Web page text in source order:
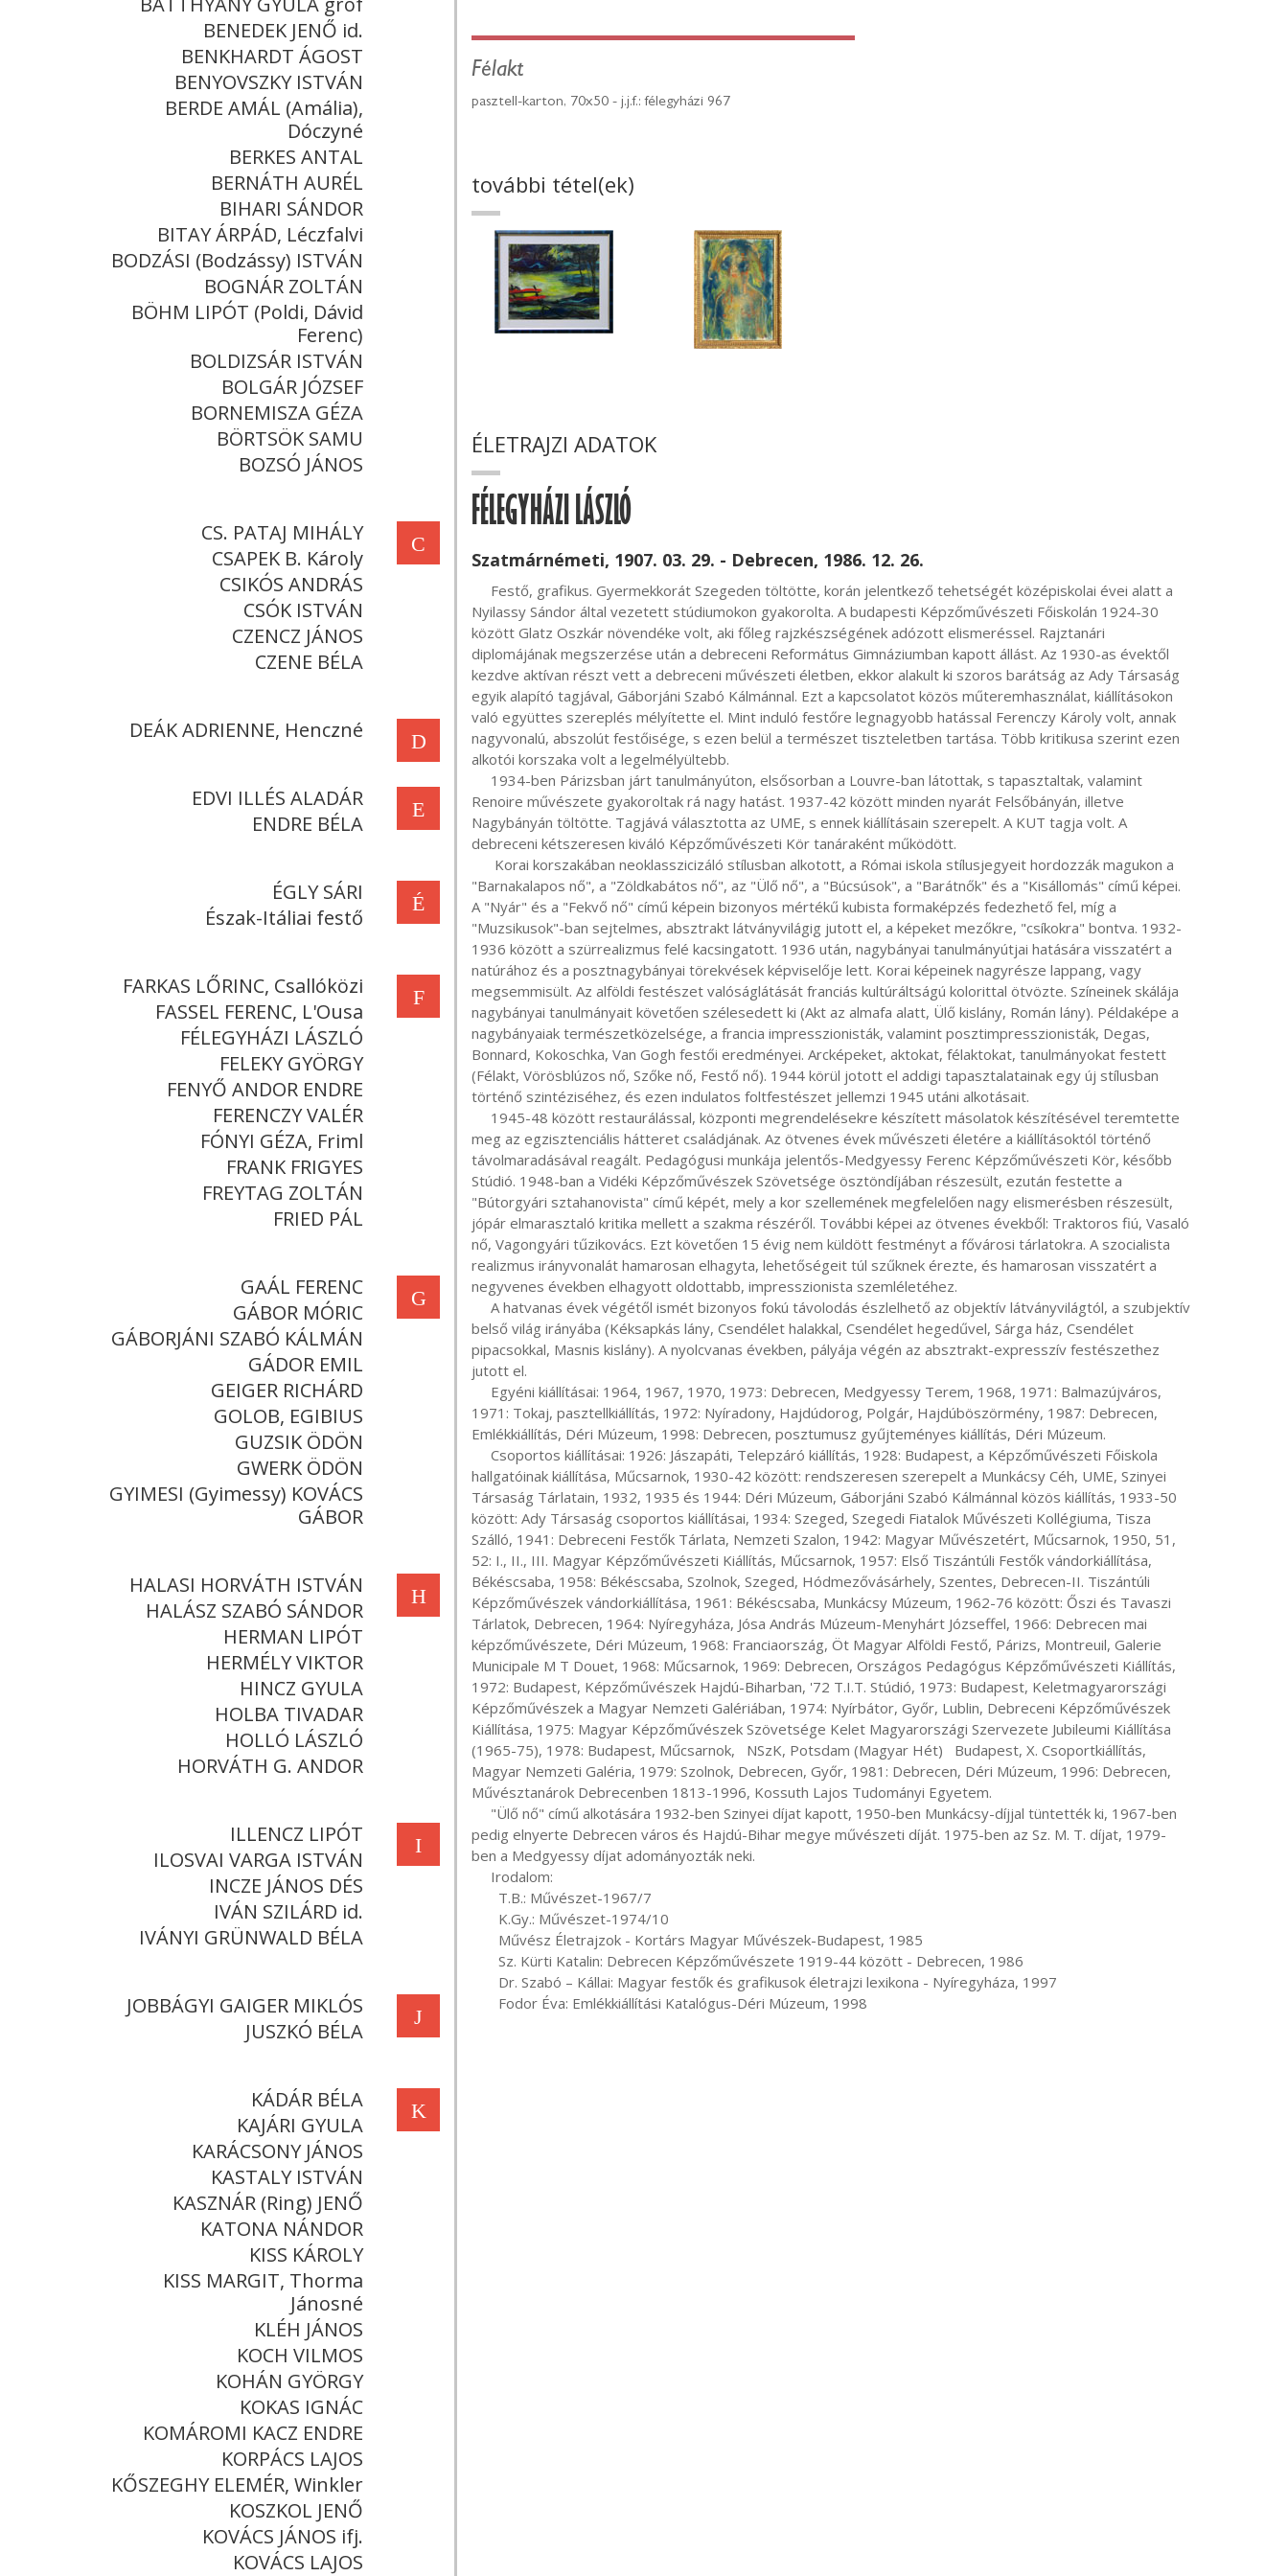
BENEDEK JENŐ id.
BENKHARDT ÁGOST
BENYOVSZKY ISTVÁN
BERDE AMÁL (Amália),
Dóczyné
BERKES ANTAL
BERNÁTH AURÉL
BIHARI SÁNDOR
BITAY ÁRPÁD, Léczfalvi
BODZÁSI (Bodzássy) ISTVÁN
BOGNÁR ZOLTÁN
BÖHM LIPÓT (Poldi, Dávid
Ferenc)
BOLDIZSÁR ISTVÁN
BOLGÁR JÓZSEF
BORNEMISZA GÉZA
BÖRTSÖK SAMU
BOZSÓ JÁNOS
C
CS. PATAJ MIHÁLY
CSAPEK B. Károly
CSIKÓS ANDRÁS
CSÓK ISTVÁN
CZENCZ JÁNOS
CZENE BÉLA
D
DEÁK ADRIENNE, Henczné
E
EDVI ILLÉS ALADÁR
ENDRE BÉLA
É
ÉGLY SÁRI
Észak-Itáliai festő
F
FARKAS LŐRINC, Csallóközi
FASSEL FERENC, L'Ousa
FÉLEGYHÁZI LÁSZLÓ
FELEKY GYÖRGY
FENYŐ ANDOR ENDRE
FERENCZY VALÉR
FÓNYI GÉZA, Friml
FRANK FRIGYES
FREYTAG ZOLTÁN
FRIED PÁL
G
GAÁL FERENC
GÁBOR MÓRIC
GÁBORJÁNI SZABÓ KÁLMÁN
GÁDOR EMIL
GEIGER RICHÁRD
GOLOB, EGIBIUS
GUZSIK ÖDÖN
GWERK ÖDÖN
GYIMESI (Gyimessy) KOVÁCS
GÁBOR
H
HALASI HORVÁTH ISTVÁN
HALÁSZ SZABÓ SÁNDOR
HERMAN LIPÓT
HERMÉLY VIKTOR
HINCZ GYULA
HOLBA TIVADAR
HOLLÓ LÁSZLÓ
HORVÁTH G. ANDOR
I
ILLENCZ LIPÓT
ILOSVAI VARGA ISTVÁN
INCZE JÁNOS DÉS
IVÁN SZILÁRD id.
IVÁNYI GRÜNWALD BÉLA
J
JOBBÁGYI GAIGER MIKLÓS
JUSZKÓ BÉLA
K
KÁDÁR BÉLA
KAJÁRI GYULA
KARÁCSONY JÁNOS
KASTALY ISTVÁN
KASZNÁR (Ring) JENŐ
KATONA NÁNDOR
KISS KÁROLY
KISS MARGIT, Thorma
Jánosné
KLÉH JÁNOS
KOCH VILMOS
KOHÁN GYÖRGY
KOKAS IGNÁC
KOMÁROMI KACZ ENDRE
KORPÁCS LAJOS
KŐSZEGHY ELEMÉR, Winkler
KOSZKOL JENŐ
KOVÁCS JÁNOS ifj.
KOVÁCS LAJOS
Félakt
pasztell-karton, 70x50 - j.j.f.: félegyházi 967
további tétel(ek)
ÉLETRAJZI ADATOK
FÉLEGYHÁZI LÁSZLÓ
Szatmárnémeti, 1907. 03. 29. - Debrecen, 1986. 12. 26.
Nyilassy Sándor által vezetett stúdiumokon gyakorolta. A budapesti Képzőművészeti Főiskolán 1924-30
között Glatz Oszkár növendéke volt, aki főleg rajzkészségének adózott elismeréssel. Rajztanári
diplomájának megszerzése után a debreceni Református Gimnáziumban kapott állást. Az 1930-as évektől
kezdve aktívan részt vett a debreceni művészeti életben, ekkor alakult ki szoros barátság az Ady Társaság
egyik alapító tagjával, Gáborjáni Szabó Kálmánnal. Ezt a kapcsolatot közös műteremhasználat, kiállításokon
való együttes szereplés mélyítette el. Mint induló festőre legnagyobb hatással Ferenczy Károly volt, annak
nagyvonalú, abszolút festőisége, s ezen belül a természet tiszteletben tartása. Több kritikusa szerint ezen
alkotói korszaka volt a legelmélyültebb.
Renoire művészete gyakoroltak rá nagy hatást. 1937-42 között minden nyarát Felsőbányán, illetve
Nagybányán töltötte. Tagjává választotta az UME, s ennek kiállításain szerepelt. A KUT tagja volt. A
debreceni kétszeresen kiváló Képzőművészeti Kör tanáraként működött.
"Barnakalapos nő", a "Zöldkabátos nő", az "Ülő nő", a "Búcsúsok", a "Barátnők" és a "Kisállomás" című képei.
A "Nyár" és a "Fekvő nő" című képein bizonyos mértékű kubista formaképzés fedezhető fel, míg a
"Muzsikusok"-ban sejtelmes, absztrakt látványvilágig jutott el, a képeket mezőkre, "csíkokra" bontva. 1932-
1936 között a szürrealizmus felé kacsingatott. 1936 után, nagybányai tanulmányútjai hatására visszatért a
natúrához és a posztnagybányai törekvések képviselője lett. Korai képeinek nagyrésze lappang, vagy
megsemmisült. Az alföldi festészet valóságlátását franciás kultúráltságú kolorittal ötvözte. Színeinek skálája
nagybányai tanulmányait követően szélesedett ki (Akt az almafa alatt, Ülő kislány, Román lány). Példaképe a
nagybányaiak természetközelsége, a francia impresszionisták, valamint posztimpresszionisták, Degas,
Bonnard, Kokoschka, Van Gogh festői eredményei. Arcképeket, aktokat, félaktokat, tanulmányokat festett
(Félakt, Vörösblúzos nő, Szőke nő, Festő nő). 1944 körül jotott el addigi tapasztalatainak egy új stílusban
történő szintéziséhez, és ezen indulatos foltfestészet jellemzi 1945 utáni alkotásait.
meg az egzisztenciális hátteret családjának. Az ötvenes évek művészeti életére a kiállításoktól történő
távolmaradásával reagált. Pedagógusi munkája jelentős-Medgyessy Ferenc Képzőművészeti Kör, később
Stúdió. 1948-ban a Vidéki Képzőművészek Szövetsége ösztöndíjában részesült, ezután festette a
"Bútorgyári sztahanovista" című képét, mely a kor szellemének megfelelően nagy elismerésben részesült,
jópár elmarasztaló kritika mellett a szakma részéről. További képei az ötvenes évekből: Traktoros fiú, Vasaló
nő, Vagongyári tűzikovács. Ezt követően 15 évig nem küldött festményt a fővárosi tárlatokra. A szocialista
realizmus irányvonalát hamarosan elhagyta, lehetőségeit túl szűknek érezte, és hamarosan visszatért a
negyvenes években elhagyott oldottabb, impresszionista szemléletéhez.
belső világ irányába (Kéksapkás lány, Csendélet halakkal, Csendélet hegedűvel, Sárga ház, Csendélet
pipacsokkal, Masnis kislány). A nyolcvanas években, pályája végén az absztrakt-expresszív festészethez
jutott el.
1971: Tokaj, pasztellkiállítás, 1972: Nyíradony, Hajdúdorog, Polgár, Hajdúböszörmény, 1987: Debrecen,
Emlékkiállítás, Déri Múzeum, 1998: Debrecen, posztumusz gyűjteményes kiállítás, Déri Múzeum.
hallgatóinak kiállítása, Műcsarnok, 1930-42 között: rendszeresen szerepelt a Munkácsy Céh, UME, Szinyei
Társaság Tárlatain, 1932, 1935 és 1944: Déri Múzeum, Gáborjáni Szabó Kálmánnal közös kiállítás, 1933-50
között: Ady Társaság csoportos kiállításai, 1934: Szeged, Szegedi Fiatalok Művészeti Kollégiuma, Tisza
Szálló, 1941: Debreceni Festők Tárlata, Nemzeti Szalon, 1942: Magyar Művészetért, Műcsarnok, 1950, 51,
52: I., II., III. Magyar Képzőművészeti Kiállítás, Műcsarnok, 1957: Első Tiszántúli Festők vándorkiállítása,
Békéscsaba, 1958: Békéscsaba, Szolnok, Szeged, Hódmezővásárhely, Szentes, Debrecen-II. Tiszántúli
Képzőművészek vándorkiállítása, 1961: Békéscsaba, Munkácsy Múzeum, 1962-76 között: Őszi és Tavaszi
Tárlatok, Debrecen, 1964: Nyíregyháza, Jósa András Múzeum-Menyhárt Józseffel, 1966: Debrecen mai
képzőművészete, Déri Múzeum, 1968: Franciaország, Öt Magyar Alföldi Festő, Párizs, Montreuil, Galerie
Municipale M T Douet, 1968: Műcsarnok, 1969: Debrecen, Országos Pedagógus Képzőművészeti Kiállítás,
1972: Budapest, Képzőművészek Hajdú-Biharban, '72 T.I.T. Stúdió, 1973: Budapest, Keletmagyarországi
Képzőművészek a Magyar Nemzeti Galériában, 1974: Nyírbátor, Győr, Lublin, Debreceni Képzőművészek
Kiállítása, 1975: Magyar Képzőművészek Szövetsége Kelet Magyarországi Szervezete Jubileumi Kiállítása
(1965-75), 1978: Budapest, Műcsarnok,   NSzK, Potsdam (Magyar Hét)   Budapest, X. Csoportkiállítás,
Magyar Nemzeti Galéria, 1979: Szolnok, Debrecen, Győr, 1981: Debrecen, Déri Múzeum, 1996: Debrecen,
Művésztanárok Debrecenben 1813-1996, Kossuth Lajos Tudományi Egyetem.
pedig elnyerte Debrecen város és Hajdú-Bihar megye művészeti díját. 1975-ben az Sz. M. T. díjat, 1979-
ben a Medgyessy díjat adományozták neki.
       Fodor Éva: Emlékkiállítási Katalógus-Déri Múzeum, 1998